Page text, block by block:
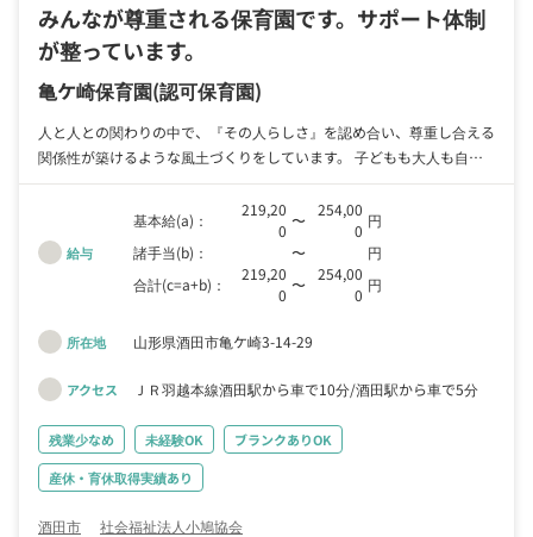
みんなが尊重される保育園です。サポート体制
が整っています。
亀ケ崎保育園(認可保育園)
人と人との関わりの中で、『その人らしさ』を認め合い、尊重し合える
関係性が築けるような風土づくりをしています。 子どもも大人も自己
肯定感を高め、『自分らしさ』を発揮して生活できるよう一人ひとりの
ありのままを受け入れ、ポジティブな言葉がけを実行しています。
給与
基本給(a)：
219,20
0
〜
254,00
0
円
諸手当(b)：
〜
円
合計(c=a+b)：
219,20
0
〜
254,00
0
円
所在地 山形県酒田市亀ケ崎3-14-29
アクセス ＪＲ羽越本線酒田駅から車で10分 酒田駅から車で5分
残業少なめ 未経験OK
ブランクありOK
産休・育休取得実績あり
酒田市 社会福祉法人小鳩協会